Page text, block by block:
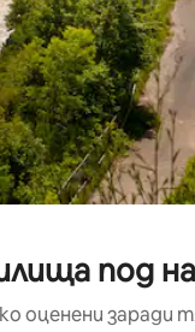
под
оценени